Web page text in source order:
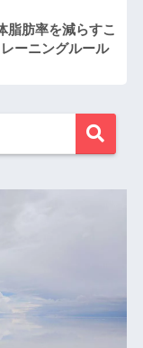
脂肪率を減らすこ
ーニングルール